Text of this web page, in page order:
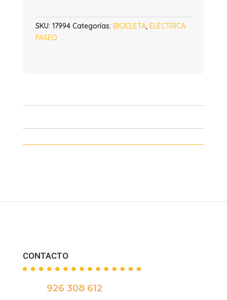
SKU: 17994 Categorías: BICICLETA, ELECTRICA
PASEO
CONTACTO
926 308 612